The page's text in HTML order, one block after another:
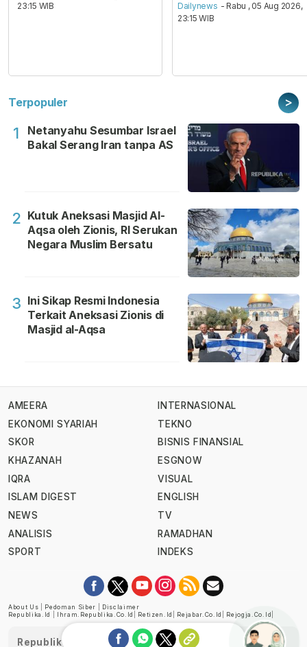
23:15 WIB
Dailynews - Rabu , 05 Aug 2026,
23:15 WIB
Terpopuler >
1
Netanyahu Sesumbar Israel
Bakal Serang Iran tanpa AS
2 Kutuk Aneksasi Masjid Al-
Aqsa oleh Zionis, RI Serukan
Negara Muslim Bersatu
3 Ini Sikap Resmi Indonesia
Terkait Aneksasi Zionis di
Masjid al-Aqsa
AMEERA
EKONOMI SYARIAH
SKOR
KHAZANAH
IQRA
ISLAM DIGEST
NEWS
ANALISIS
SPORT
INTERNASIONAL
TEKNO
BISNIS FINANSIAL
ESGNOW
VISUAL
ENGLISH
TV
RAMADHAN
INDEKS
About Us Pedoman Siber
Disclaimer
Republika.id
Ihram.republika.co.id Retizen.id Rejabar.co.id Rejogja.co.id
Republika telah diverifikasi oleh Dewan Pers